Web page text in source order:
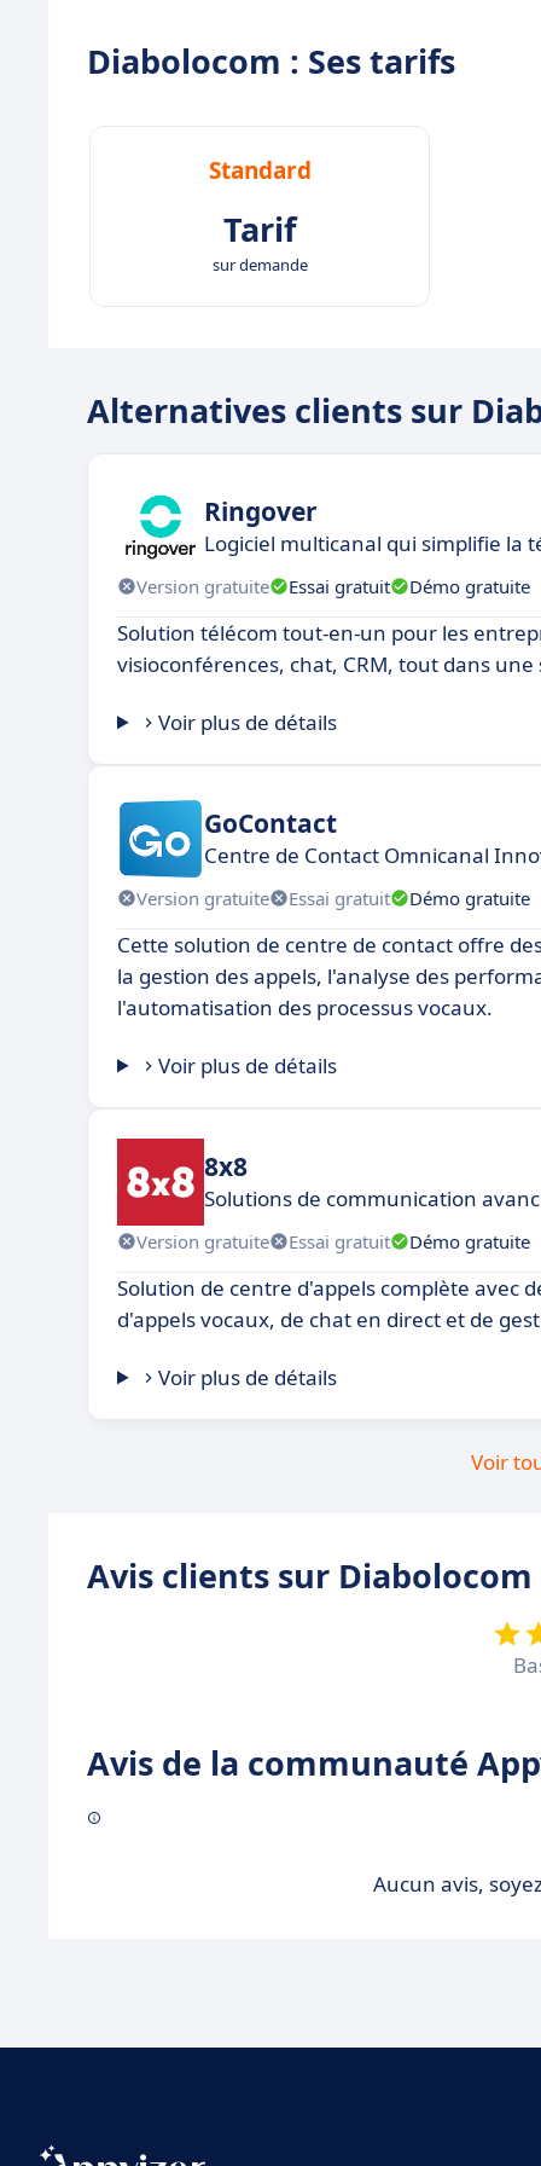
Diabolocom : Ses tarifs
Standard
Tarif
sur demande
Alternatives clients sur
Ringover
Logiciel multicanal qui simplifie la
Version gratuite Essai gratuit Démo gratuite
Solution télécom tout-en-un pour les
visioconférences, chat, CRM, tout dans
Voir plus de détails
GoContact
Centre de Contact Omnicanal
Version gratuite Essai gratuit Démo gratuite
Cette solution de centre de contact offre
la gestion des appels, l'analyse des
l'automatisation des processus vocaux.
Voir plus de détails
8x8
Solutions de communication
Version gratuite Essai gratuit Démo gratuite
Solution de centre d'appels complète avec
d'appels vocaux, de chat en direct et de
Voir plus de détails
Voir
Avis clients sur Diabolocom
Avis de la communauté
Aucun avis,